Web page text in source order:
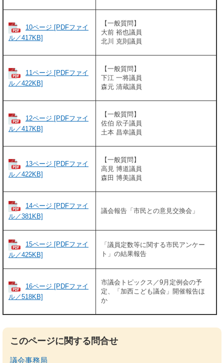
10ページ [PDFファイ
ル／417KB]
【一般質問】
大前 裕也議員
北川 克則議員
11ページ [PDFファイ
ル／422KB]
【一般質問】
下江 一将議員
森元 清蔵議員
12ページ [PDFファイ
ル／417KB]
【一般質問】
佐伯 欣子議員
土本 昌幸議員
13ページ [PDFファイ
ル／422KB]
【一般質問】
高見 博道議員
森田 博美議員
14ページ [PDFファイ
ル／381KB]
議会報告「市民との意見交換会」
15ページ [PDFファイ
ル／425KB]
「議員定数等に関する市民アンケー
ト」の結果報告
16ページ [PDFファイ
ル／518KB]
市議会トピックス／9月定例会の予
定、「加西こども議会」開催報告ほ
か
このページに関する問合せ
議会事務局